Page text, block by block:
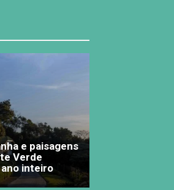
e paisagens
Verde
inteiro